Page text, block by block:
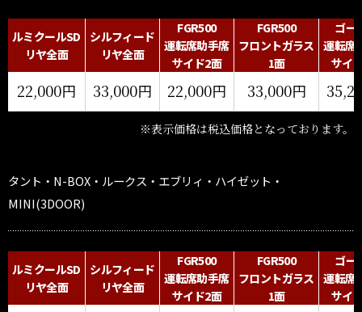
ルミクールSD
リヤ全面
シルフィード
リヤ全面
FGR500
運転席助手席
サイド2面
FGR500
フロントガラス
1面
ゴー
運転席
サイ
22,000円 33,000円 22,000円 33,000円
※表示価格は税込価格となっております。
タント・N-BOX・ルークス・エブリィ・ハイゼット・
MINI(3DOOR)
ルミクールSD
リヤ全面
シルフィード
リヤ全面
FGR500
運転席助手席
サイド2面
FGR500
フロントガラス
1面
ゴー
運転席
サイ